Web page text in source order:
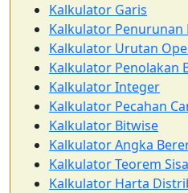
Kalkulator Garis
Kalkulator Penurunan
Kalkulator Urutan
Kalkulator Penolakan
Kalkulator Integer
Kalkulator Pecahan
Kalkulator Bitwise
Kalkulator Angka
Kalkulator Teorem Sisa
Kalkulator Harta